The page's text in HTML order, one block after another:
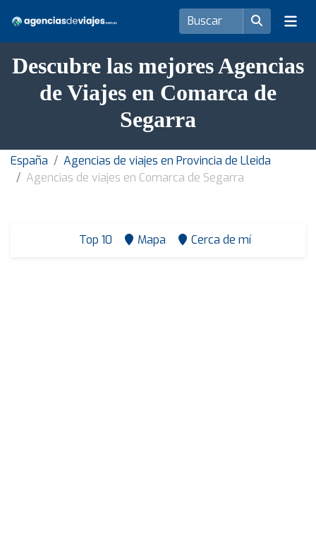
Descubre las mejores Agencias
de Viajes en Comarca de
Segarra
España
Agencias de viajes en Provincia de Lleida
Agencias de viajes en Comarca de Segarra
Top 10 Mapa Cerca de mí